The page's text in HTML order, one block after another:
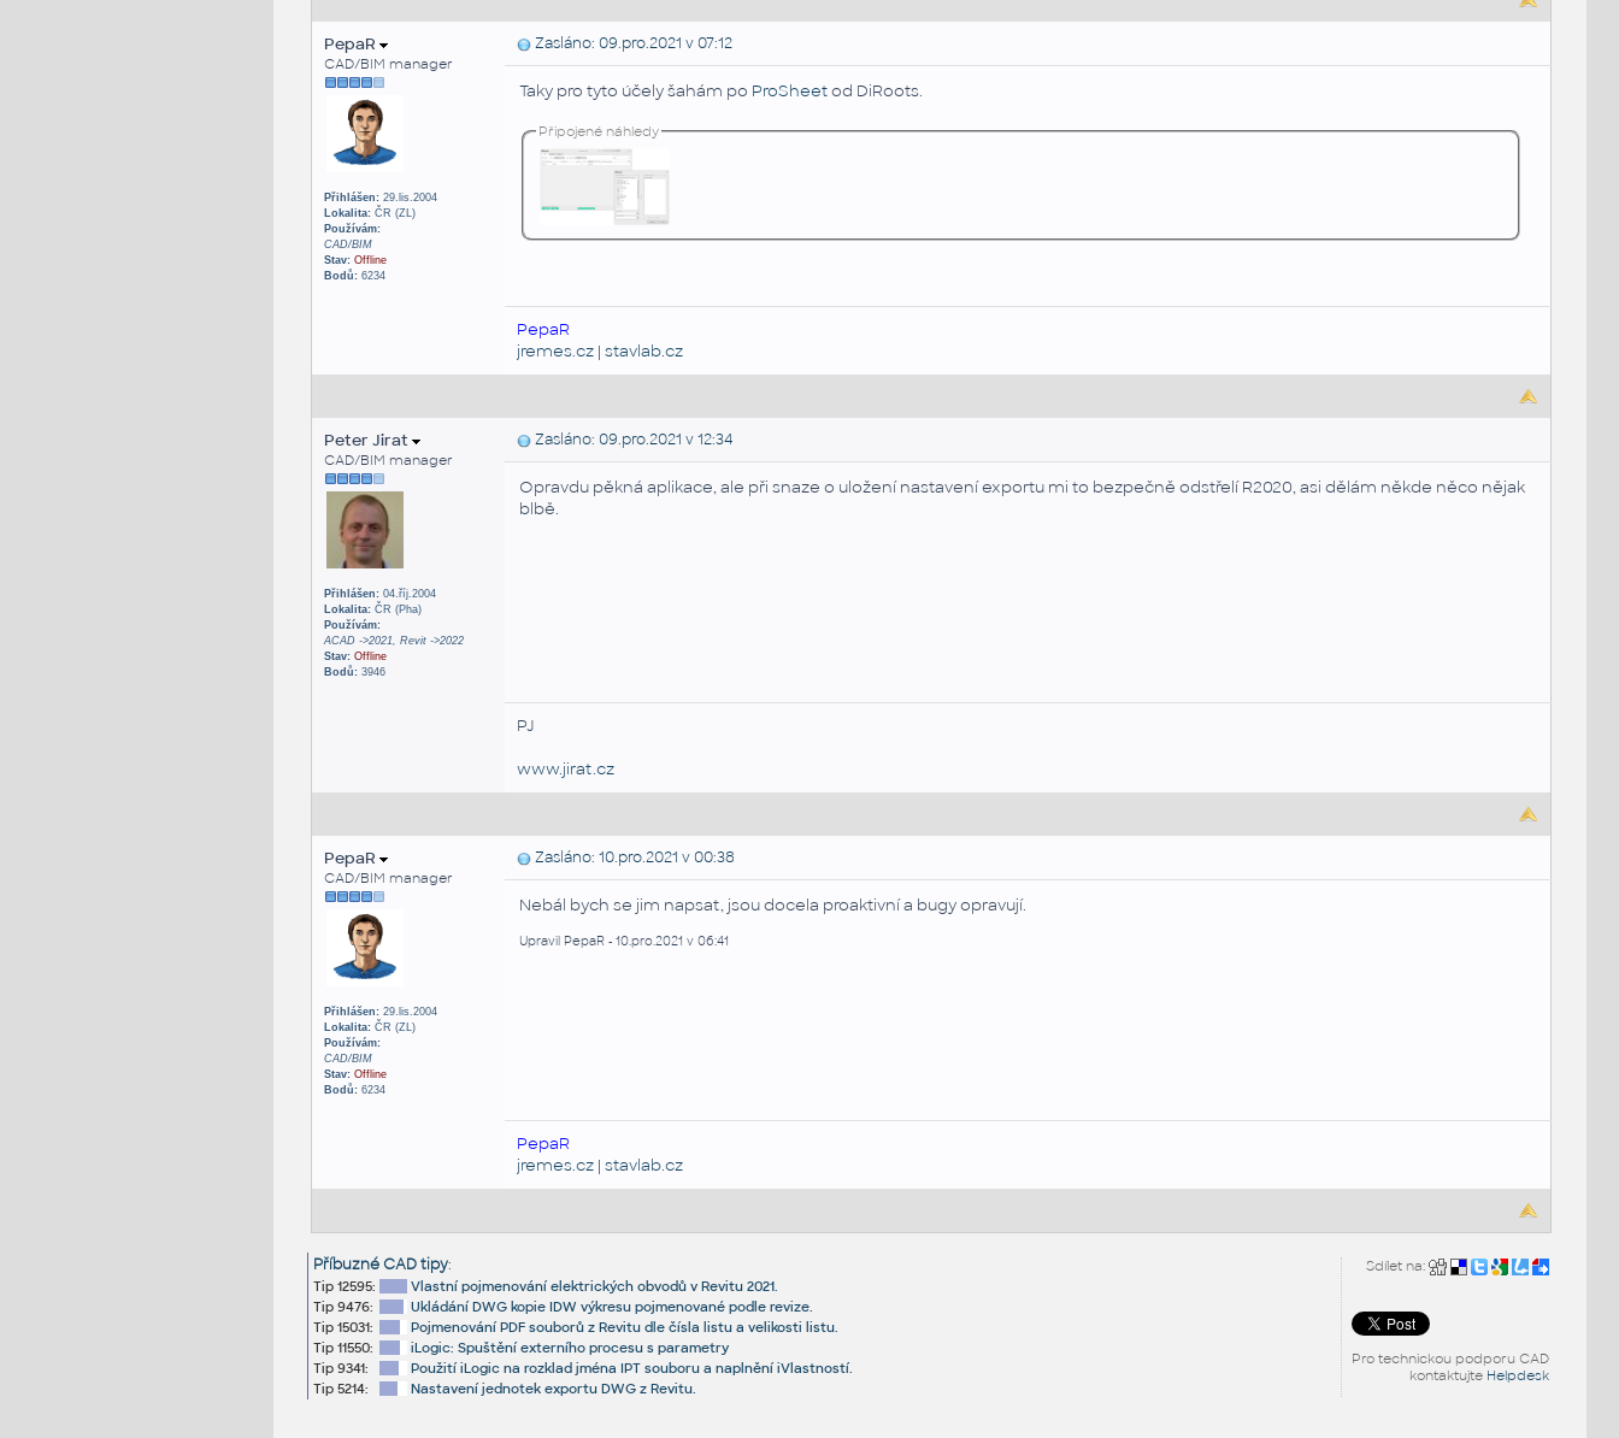
PepaR
CAD/BIM manager
Přihlášen:29.lis.2004
Lokalita:ČR (ZL)
Používám:
CAD/BIM
Stav: Offline
Bodů:6234
Zasláno: 09.pro.2021 v 07:12
Taky pro tyto účely šahám po ProSheetod DiRoots.
Připojené náhledy
PepaR
jremes.cz| stavlab.cz
Peter Jirat
CAD/BIM manager
Přihlášen:04.říj.2004
Lokalita:ČR (Pha)
Používám:
ACAD ->2021, Revit ->2022
Stav: Offline
Bodů:3946
Zasláno: 09.pro.2021 v 12:34
Opravdu pěkná aplikace, ale při snaze o uložení nastavení exportu mi to bezpečně odstřelí R2020, asi dělám někde něco nějak
blbě.
PJ
www.jirat.cz
PepaR
CAD/BIM manager
Přihlášen:29.lis.2004
Lokalita:ČR (ZL)
Používám:
CAD/BIM
Stav: Offline
Bodů:6234
Zasláno: 10.pro.2021 v 00:38
Nebál bych se jim napsat, jsou docela proaktivní a bugy opravují.
Upravil PepaR - 10.pro.2021 v 06:41
PepaR
jremes.cz| stavlab.cz
Sdílet na:
Pro technickou podporu CAD
kontaktujte Helpdesk
Příbuzné CAD tipy:
Tip 12595:
Vlastní pojmenování elektrických obvodů v Revitu 2021.
Tip 9476:
Ukládání DWG kopie IDW výkresu pojmenované podle revize.
Tip 15031:
Pojmenování PDF souborů z Revitu dle čísla listu a velikosti listu.
Tip 11550:
iLogic: Spuštění externího procesu s parametry
Tip 9341:
Použití iLogic na rozklad jména IPT souboru a naplnění iVlastností.
Tip 5214:
Nastavení jednotek exportu DWG z Revitu.